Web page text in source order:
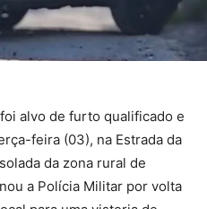
alvo de furto qualificado e
feira (03), na Estrada da
da zona rural de
a Polícia Militar por volta